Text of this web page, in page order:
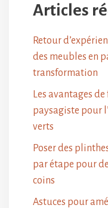
Articles
Retour
des meubles en
transformation
Les avantages
paysagiste pour
verts
Poser des
par étape pour
coins
Astuces pour